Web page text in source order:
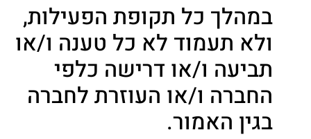
במהלך כל תקופת הפעילות,
ולא תעמוד לא כל טענה ו/או
תביעה ו/או דרישה כלפי
החברה ו/או העוזרת לחברה
בגין האמור.